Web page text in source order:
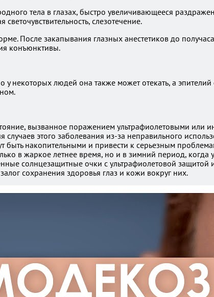
тела в глазах, быстро увеличивающееся
слезотечение.
После закапывания глазных анестетиков до
конъюнктивы.
у некоторых людей она также может отекать, а
вызванное поражением ультрафиолетовыми
случаев этого заболевания из-за неправильного
быть накопительными и привести к серьезным
в жаркое летнее время, но и в зимний период, когда
солнцезащитные очки с ультрафиолетовой
сохранения здоровья глаз и кожи вокруг них.